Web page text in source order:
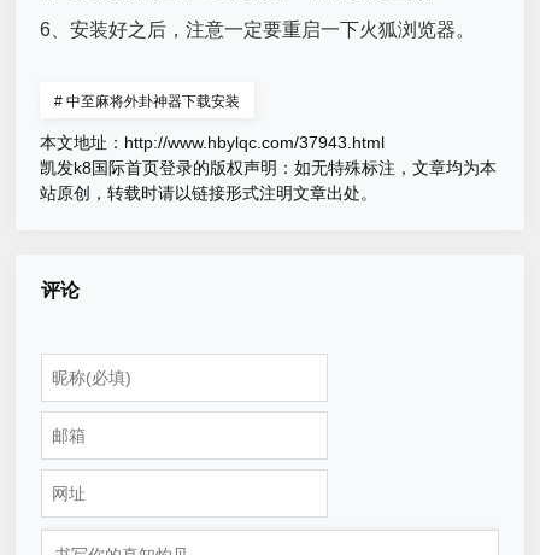
6、安装好之后，注意一定要重启一下火狐浏览器。
# 中至麻将外卦神器下载安装
本文地址： http://www.hbylqc.com/37943.html
凯发k8国际首页登录的版权声明：如无特殊标注，文章均为本
站原创，转载时请以链接形式注明文章出处。
评论